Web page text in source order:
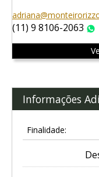
(11) 9 8106-2063
Informações
Finalidade: